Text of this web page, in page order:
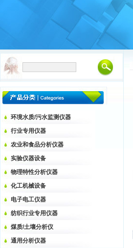
环境水质/污水监测仪器
行业专用仪器
农业和食品分析仪器
实验仪器设备
物理特性分析仪器
化工机械设备
电子电工仪器
纺织行业专用仪器
煤质/土壤分析仪
通用分析仪器